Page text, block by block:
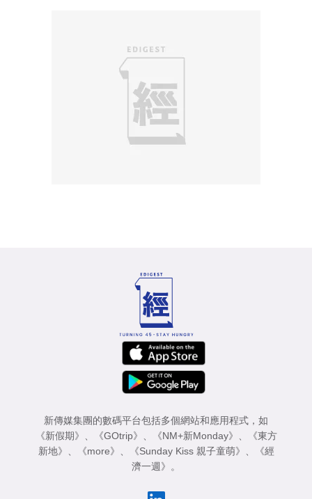
新傳媒集團的數碼平台包括多個網站和應用程式，如
《新假期》
《GOtrip》 《NM+新Monday》
《東方
新地》
《more》 《Sunday Kiss 親子童萌》
《經
濟一週》
。